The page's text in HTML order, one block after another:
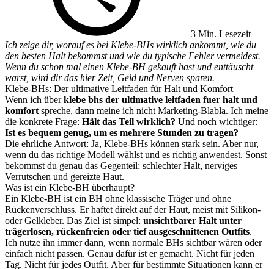
3 Min. Lesezeit
Ich zeige dir, worauf es bei Klebe-BHs wirklich ankommt, wie du
den besten Halt bekommst und wie du typische Fehler vermeidest.
Wenn du schon mal einen Klebe-BH gekauft hast und enttäuscht
warst, wird dir das hier Zeit, Geld und Nerven sparen.
Klebe-BHs: Der ultimative Leitfaden für Halt und Komfort
Wenn ich überklebe bhs der ultimative leitfaden fuer halt und
komfort spreche, dann meine ich nicht Marketing-Blabla. Ich meine
die konkrete Frage: Hält das Teil wirklich? Und noch wichtiger:
Ist es bequem genug, um es mehrere Stunden zu tragen?
Die ehrliche Antwort: Ja, Klebe-BHs können stark sein. Aber nur,
wenn du das richtige Modell wählst und es richtig anwendest. Sonst
bekommst du genau das Gegenteil: schlechter Halt, nerviges
Verrutschen und gereizte Haut.
Was ist ein Klebe-BH überhaupt?
Ein Klebe-BH ist ein BH ohne klassische Träger und ohne
Rückenverschluss. Er haftet direkt auf der Haut, meist mit Silikon-
oder Gelkleber. Das Ziel ist simpel: unsichtbarer Halt unter
trägerlosen, rückenfreien oder tief ausgeschnittenen Outfits.
Ich nutze ihn immer dann, wenn normale BHs sichtbar wären oder
einfach nicht passen. Genau dafür ist er gemacht. Nicht für jeden
Tag. Nicht für jedes Outfit. Aber für bestimmte Situationen kann er